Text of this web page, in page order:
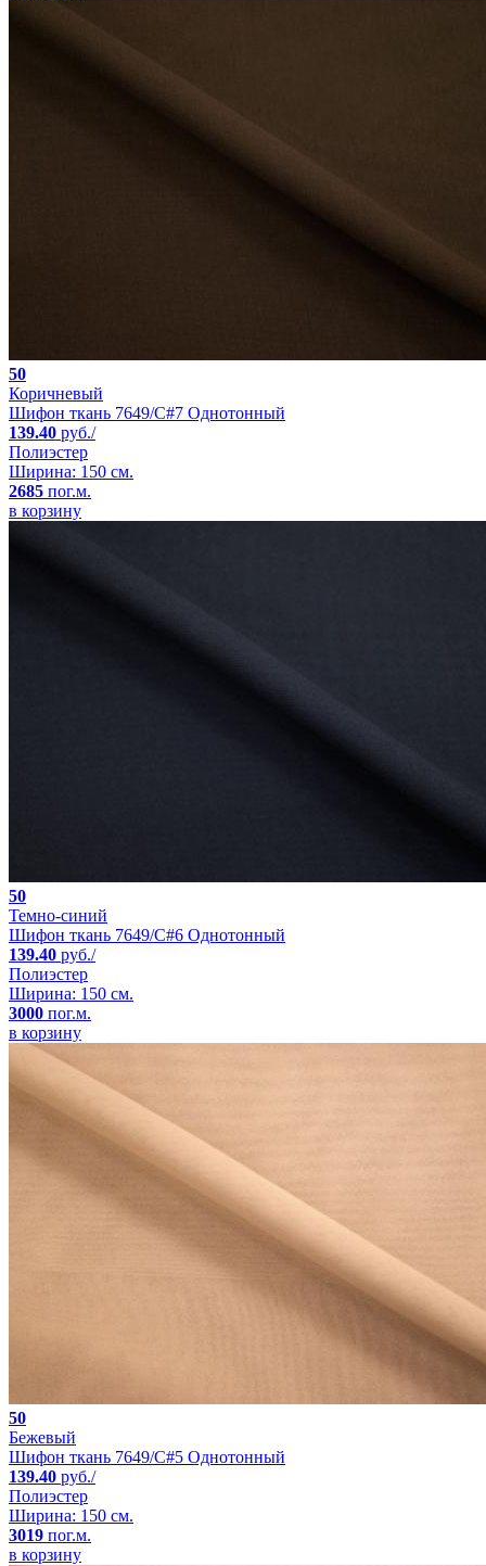
50
Коричневый
Шифон ткань 7649/C#7 Однотонный
139.40 руб./
Полиэстер
Ширина: 150 см.
2685 пог.м.
в корзину
50
Темно-синий
Шифон ткань 7649/C#6 Однотонный
139.40 руб./
Полиэстер
Ширина: 150 см.
3000 пог.м.
в корзину
50
Бежевый
Шифон ткань 7649/C#5 Однотонный
139.40 руб./
Полиэстер
Ширина: 150 см.
3019 пог.м.
в корзину